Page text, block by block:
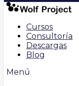
Cursos
Consultoría
Descargas
Blog
Menú